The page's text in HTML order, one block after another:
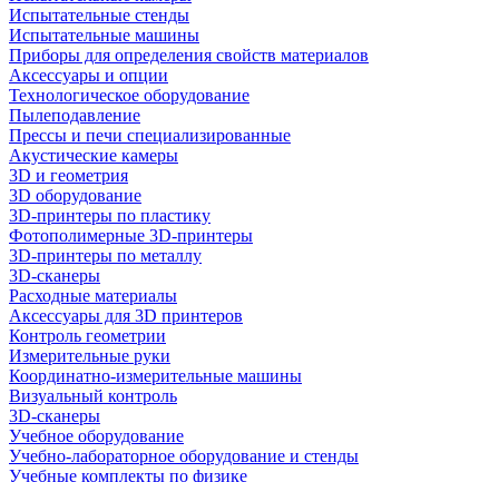
Испытательные стенды
Испытательные машины
Приборы для определения свойств материалов
Аксессуары и опции
Технологическое оборудование
Пылеподавление
Прессы и печи специализированные
Акустические камеры
3D и геометрия
3D оборудование
3D-принтеры по пластику
Фотополимерные 3D-принтеры
3D-принтеры по металлу
3D-сканеры
Расходные материалы
Аксессуары для 3D принтеров
Контроль геометрии
Измерительные руки
Координатно-измерительные машины
Визуальный контроль
3D-сканеры
Учебное оборудование
Учебно-лабораторное оборудование и стенды
Учебные комплекты по физике